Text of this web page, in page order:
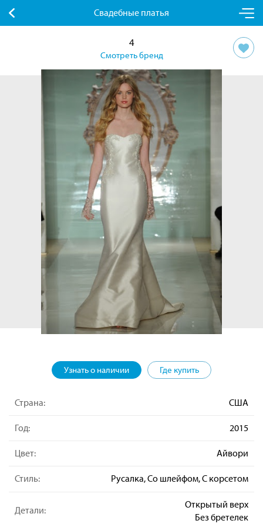
Свадебные платья
4
Смотреть бренд
Узнать о наличии Где купить
Страна: США
Год: 2015
Цвет: Айвори
Стиль: Русалка, Со шлейфом, С корсетом
Детали:
Открытый верх
Без бретелек